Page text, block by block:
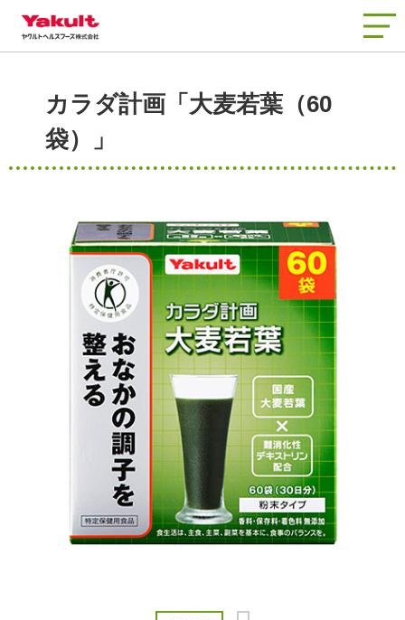
工場見学
品質と安全
会社情報
お客さまサポート
新着情報 よくあるご質問
カラダ計画「大麦若葉（60
袋）」